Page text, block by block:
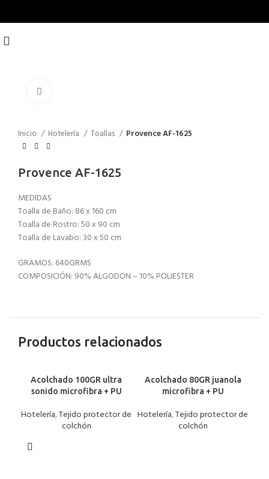
Inicio Hotelería Toallas Provence AF-1625
Provence AF-1625
MEDIDAS
Toalla de Baño: 86 x 160 cm
Toalla de Rostro: 50 x 90 cm
Toalla de Lavabo: 30 x 50 cm
GRAMOS: 640GRMS
COMPOSICIÓN: 90% ALGODON – 10% POLIESTER
Productos relacionados
Acolchado 100GR ultra
sonido microfibra + PU
Hotelería,Tejido protector de
colchón
Acolchado 80GR juanola
microfibra + PU
Hotelería,Tejido protector de
colchón